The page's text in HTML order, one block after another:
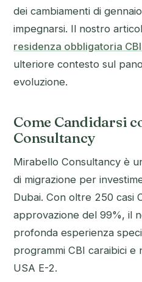
dei cambiamenti di
impegnarsi. Il nostro
residenza obbligatoria
ulteriore contesto sul
evoluzione.
Come Candidarsi
Consultancy
Mirabello Consultancy è
di migrazione per
Dubai. Con oltre 250 casi
approvazione del 99%, il
profonda esperienza
programmi CBI caraibici
USA E-2.